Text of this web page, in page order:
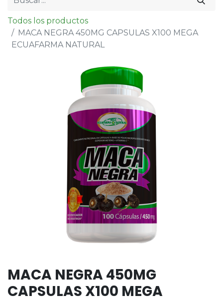
Todos los productos
MACA NEGRA 450MG CAPSULAS X100 MEGA
ECUAFARMA NATURAL
MACA NEGRA 450MG
CAPSULAS X100 MEGA